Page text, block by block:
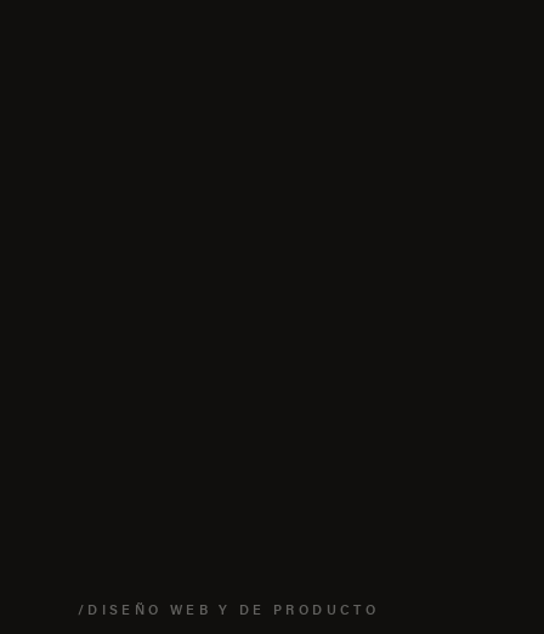
/DISEÑO WEB Y DE PRODUCTO